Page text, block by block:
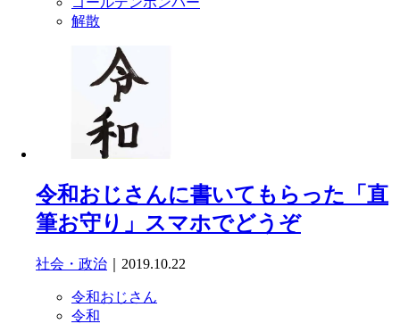
解散
令和おじさんに書いてもらった「直
筆お守り」スマホでどうぞ
社会・政治 ｜2019.10.22
令和おじさん
令和